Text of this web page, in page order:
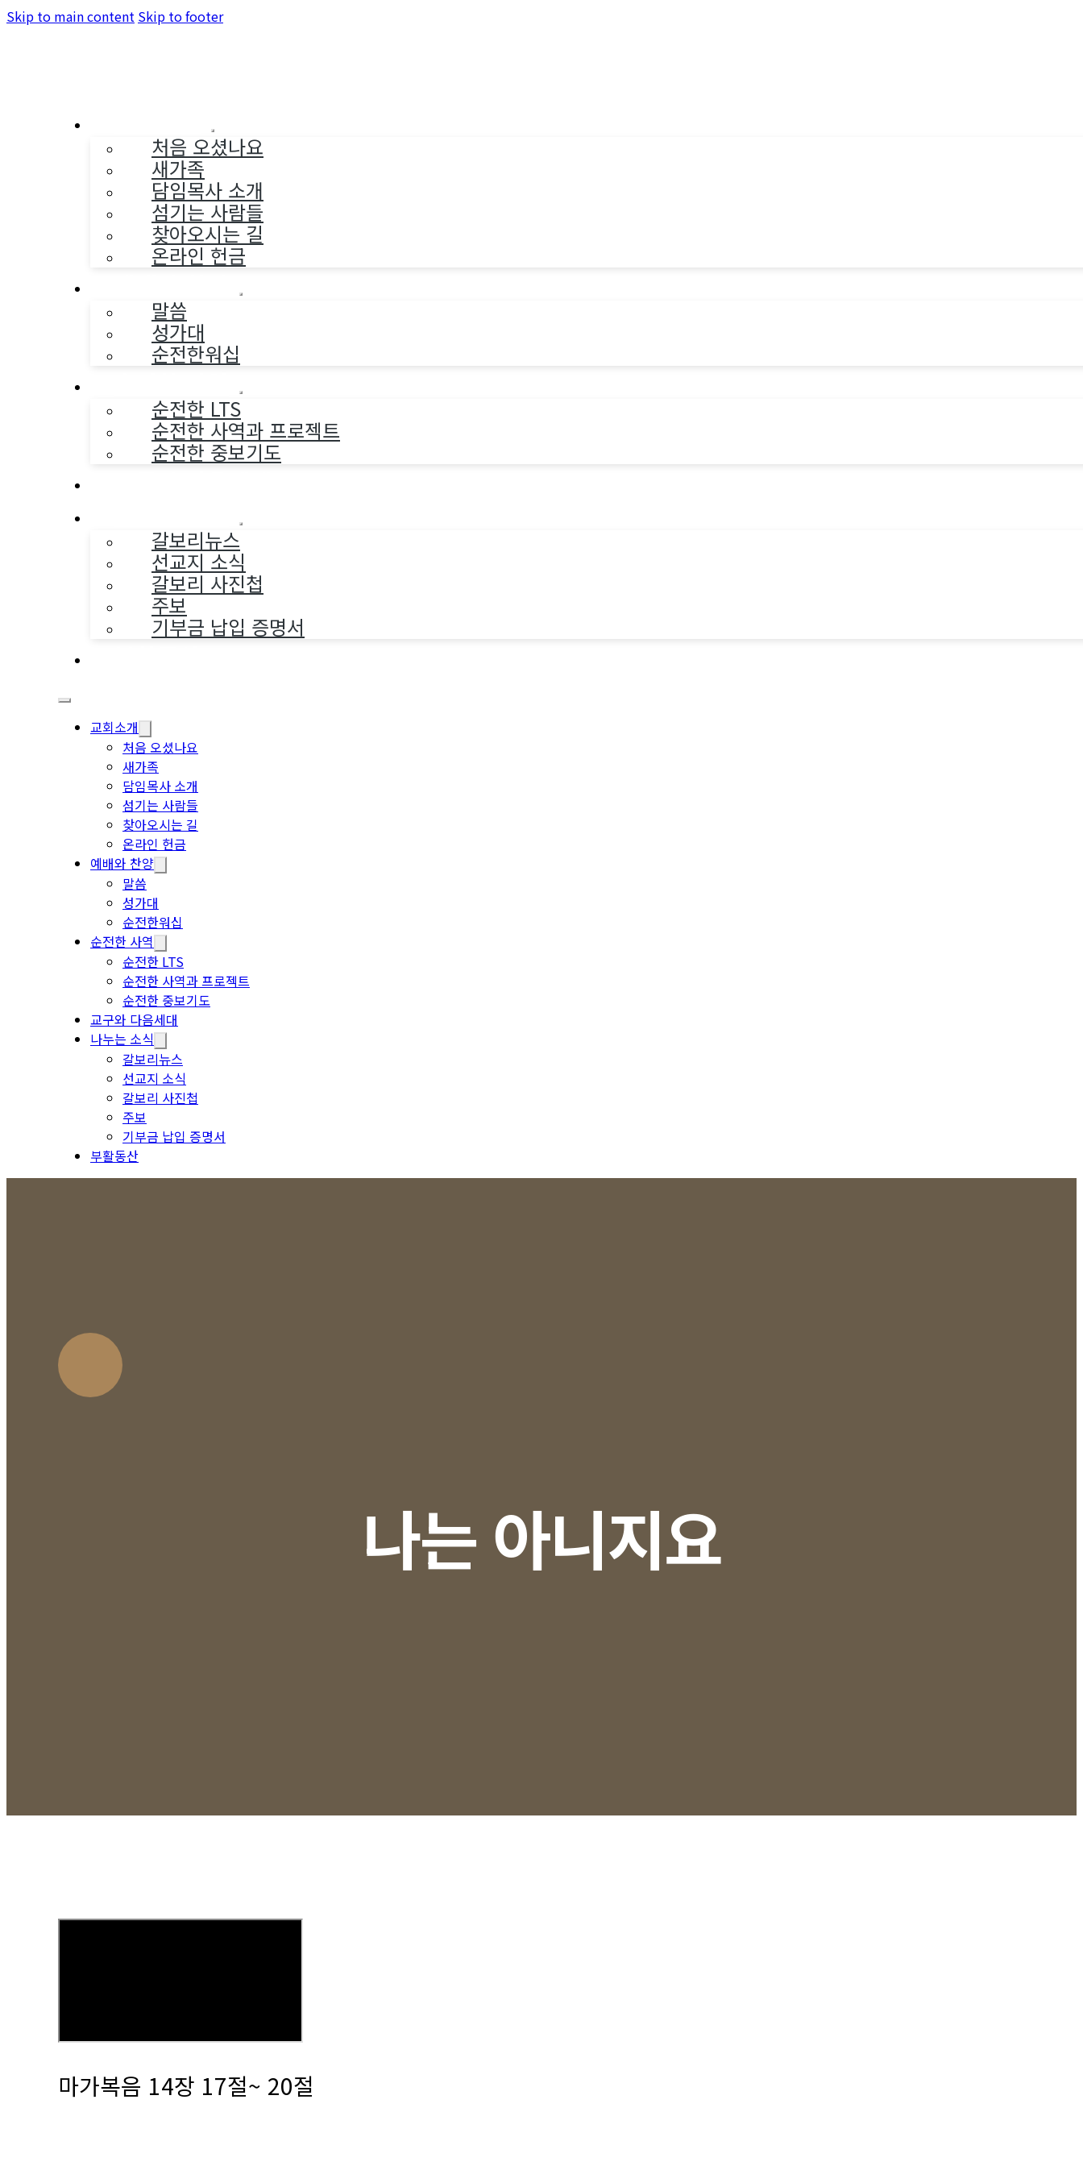
Skip to main content Skip to footer
처음 오셨나요
새가족
담임목사 소개
섬기는 사람들
찾아오시는 길
온라인 헌금
말씀
성가대
순전한워십
순전한 LTS
순전한 사역과 프로젝트
순전한 중보기도
갈보리뉴스
선교지 소식
갈보리 사진첩
주보
기부금 납입 증명서
교회소개
처음 오셨나요
새가족
담임목사 소개
섬기는 사람들
찾아오시는 길
온라인 헌금
예배와 찬양
말씀
성가대
순전한워십
순전한 사역
순전한 LTS
순전한 사역과 프로젝트
순전한 중보기도
교구와 다음세대
나누는 소식
갈보리뉴스
선교지 소식
갈보리 사진첩
주보
기부금 납입 증명서
부활동산
나는 아니지요
마가복음 14장 17절~ 20절